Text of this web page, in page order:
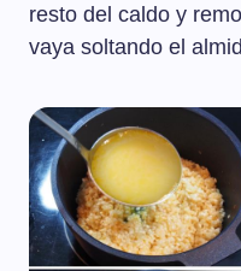
resto del caldo y
vaya soltando el